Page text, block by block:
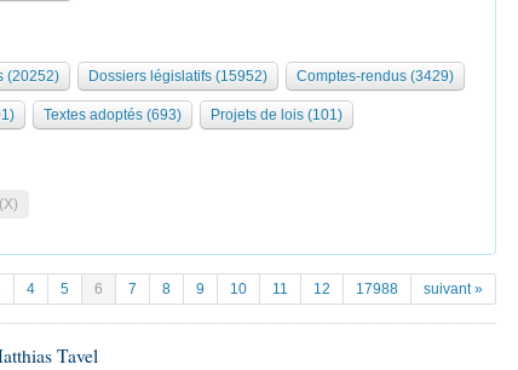
(20252) Dossiers législatifs (15952) Comptes-rendus (3429)
Textes adoptés (693) Projets de lois (101)
4 5 6 7 8 9 10 11 12 17988 suivant »
Tavel